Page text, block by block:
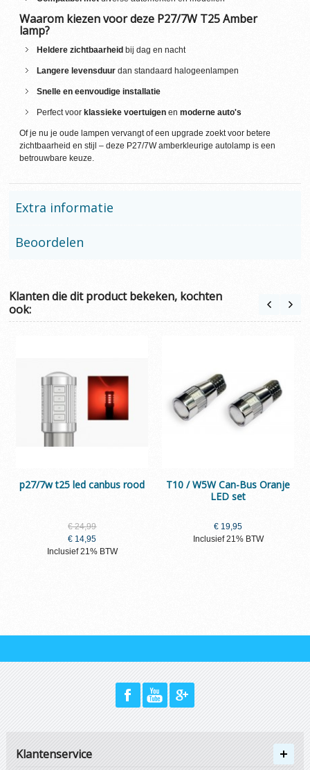
Waarom kiezen voor deze P27/7W T25 Amber
lamp?
Heldere zichtbaarheid bij dag en nacht
Langere levensduur dan standaard halogeenlampen
Snelle en eenvoudige installatie
Perfect voor klassieke voertuigen enmoderne auto's
Of je nu je oude lampen vervangt of een upgrade zoekt voor betere
zichtbaarheid en stijl – deze P27/7W amberkleurige autolamp is een
betrouwbare keuze.
Extra informatie
Beoordelen
Klanten die dit product bekeken, kochten
ook:
p27/7w t25 led canbus rood
€ 24,99
€ 14,95
Inclusief 21% BTW
T10 / W5W Can-Bus Oranje
LED set
€ 19,95
Inclusief 21% BTW
Klantenservice